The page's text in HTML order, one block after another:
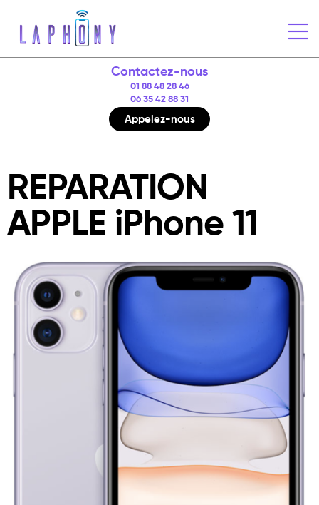
Contactez-nous
01 88 48 28 46
06 35 42 88 31
Appelez-nous
REPARATION
APPLE iPhone 11